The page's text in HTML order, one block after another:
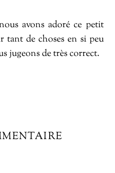
avons adoré ce petit
de choses en si peu
jugeons de très correct.